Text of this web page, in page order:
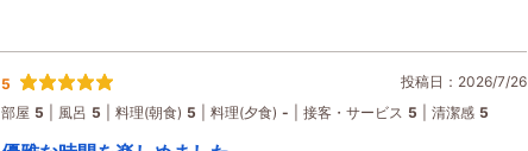
5
投稿日：2026/7/26
部屋 5 風呂 5 料理(朝食) 5 料理(夕食) - 接客・サービス 5 清潔感 5